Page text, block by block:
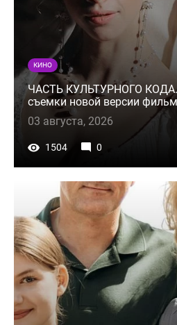
КИНО
ЧАСТЬ КУЛЬТУРНОГО КОДА.
съемки новой версии
03 августа, 2026
1504 0